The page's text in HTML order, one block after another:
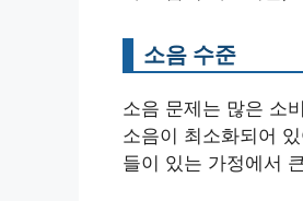
소음 수준
소음 문제는 많은 소
소음이 최소화되어
들이 있는 가정에서